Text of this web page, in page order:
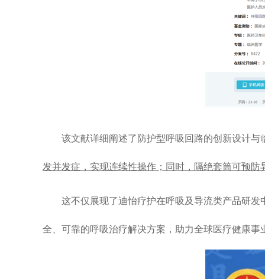
该文献详细阐述了防护型呼吸回路的创新设计与
发并发症，实现连续性操作；同时，隔绝套筒可预
这不仅展现了迪怡疗护在呼吸及导流类产品研
全、可靠的呼吸治疗解决方案，助力全球医疗健康事